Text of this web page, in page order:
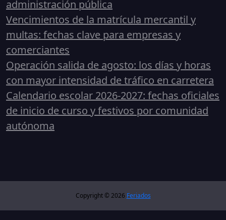
administración pública
Vencimientos de la matrícula mercantil y
multas: fechas clave para empresas y
comerciantes
Operación salida de agosto: los días y horas
con mayor intensidad de tráfico en carretera
Calendario escolar 2026-2027: fechas oficiales
de inicio de curso y festivos por comunidad
autónoma
Copyright © 2026 Feriados